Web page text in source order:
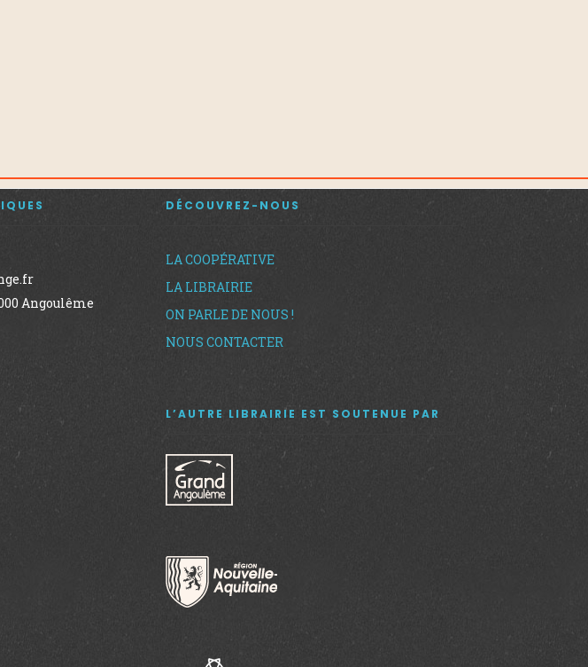
Angoulême
DÉCOUVREZ-NOUS
LA COOPÉRATIVE
LA LIBRAIRIE
ON PARLE DE NOUS !
NOUS CONTACTER
L’AUTRE LIBRAIRIE EST SOUTENUE PAR